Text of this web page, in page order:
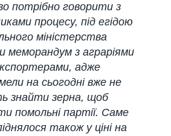
потрібно говорити з
процесу, під егідою
міністерства
меморандум з аграріями
адже
на сьогодні вже не
знайти зерна, щоб
помольні партії. Саме
також у ціні на